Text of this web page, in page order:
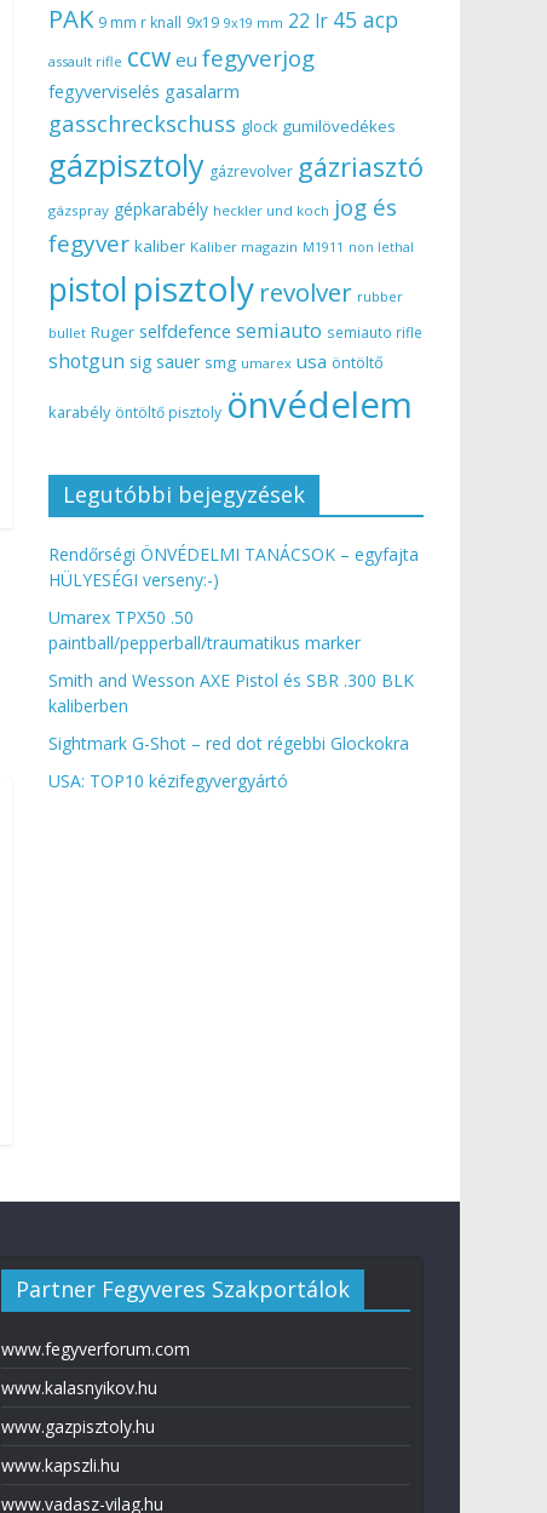
PAK 9 mm r knall 9x19 9x19 mm 22 lr 45 acp
assault rifle ccw eu fegyverjog
fegyverviselés gasalarm
gasschreckschuss glock gumilövedékes
gázpisztoly gázrevolver gázriasztó
gázspray gépkarabély heckler und koch jog és
fegyver kaliber Kaliber magazin M1911 non lethal
pistol pisztoly revolver rubber
bullet Ruger selfdefence semiauto semiauto rifle
shotgun sig sauer smg umarex usa öntöltő
karabély öntöltő pisztoly önvédelem
Legutóbbi bejegyzések
Rendőrségi ÖNVÉDELMI TANÁCSOK – egyfajta
HÜLYESÉGI verseny:-)
Umarex TPX50 .50
paintball/pepperball/traumatikus marker
Smith and Wesson AXE Pistol és SBR .300 BLK
kaliberben
Sightmark G-Shot – red dot régebbi Glockokra
USA: TOP10 kézifegyvergyártó
Partner Fegyveres Szakportálok
www.fegyverforum.com
www.kalasnyikov.hu
www.gazpisztoly.hu
www.kapszli.hu
www.vadasz-vilag.hu